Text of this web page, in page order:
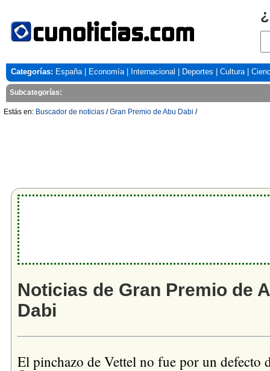
Categorías: España| Economía| Internacional Deportes Cultura|
Subcategorías:
Estás en: Buscador de noticias /Gran Premio de Abu Dabi /
Noticias de Gran Premio de
Dabi
El pinchazo de Vettel no fue por un defecto